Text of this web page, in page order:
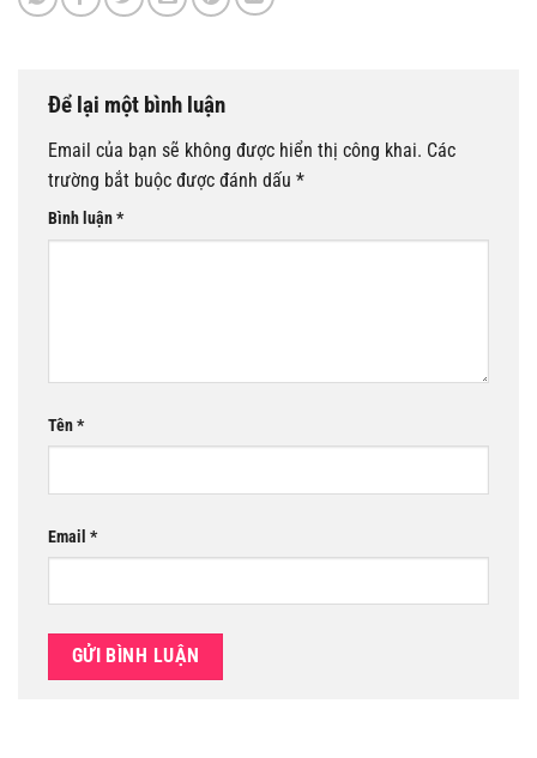
Để lại một bình luận
Email của bạn sẽ không được hiển thị công khai. Các
trường bắt buộc được đánh dấu *
Bình luận*
Tên*
Email *